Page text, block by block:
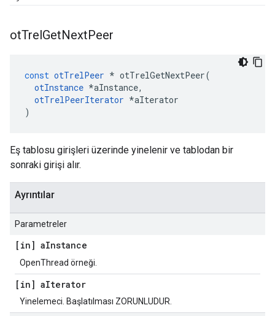
otTrelGetNextPeer
const otTrelPeer * otTrelGetNextPeer(
otInstance *aInstance,
otTrelPeerIterator *aIterator
)
Eş tablosu girişleri üzerinde yinelenir ve tablodan bir
sonraki girişi alır.
Ayrıntılar
Parametreler
[in] aInstance
OpenThread örneği.
[in] aIterator
Yinelemeci. Başlatılması ZORUNLUDUR.